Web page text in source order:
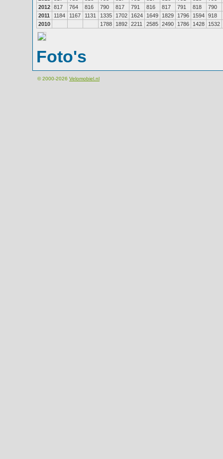
2012 817 764 816 790 817 791 816 817 791 818
790
2011
1184 1167 1131 1335 1702 1624 1649 1829 1796 1594 918
2010
1788 1892 2211 2585 2490 1786 1428 1532
Foto's
© 2000-2026 Velomobiel.nl